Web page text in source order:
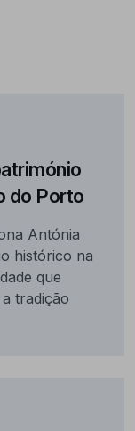
do Porto
Antónia
histórico na
que
tradição